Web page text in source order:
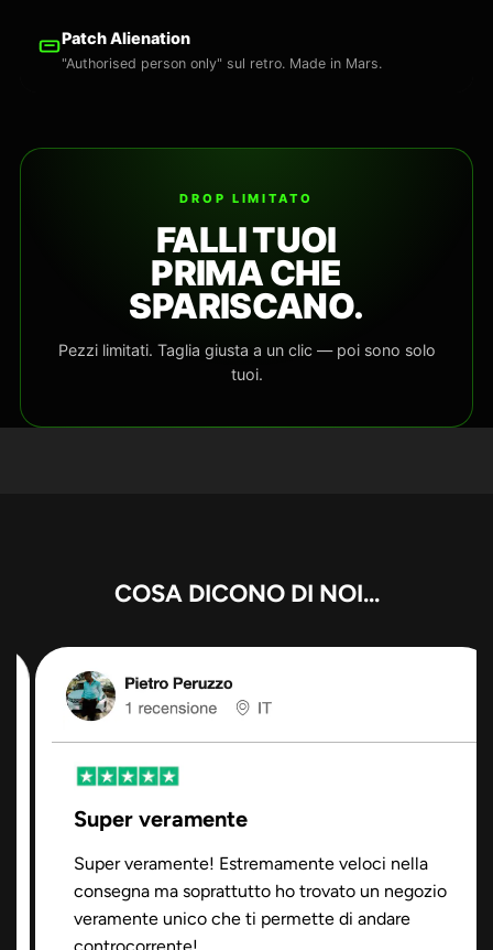
Patch Alienation
"Authorised person only" sul retro. Made in Mars.
DROP LIMITATO
FALLI TUOI
PRIMA CHE
SPARISCANO.
Pezzi limitati. Taglia giusta a un clic — poi sono solo
tuoi.
COSA DICONO DI NOI...
Super veramente
Super veramente! Estremamente veloci nella
consegna ma soprattutto ho trovato un negozio
veramente unico che ti permette di andare